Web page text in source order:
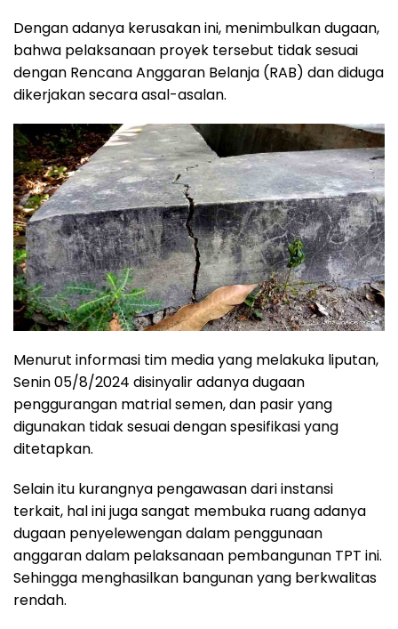
Dengan adanya kerusakan ini, menimbulkan dugaan,
bahwa pelaksanaan proyek tersebut tidak sesuai
dengan Rencana Anggaran Belanja (RAB) dan diduga
dikerjakan secara asal-asalan.
Menurut informasi tim media yang melakuka liputan,
Senin 05/8/2024 disinyalir adanya dugaan
penggurangan matrial semen, dan pasir yang
digunakan tidak sesuai dengan spesifikasi yang
ditetapkan.
Selain itu kurangnya pengawasan dari instansi
terkait, hal ini juga sangat membuka ruang adanya
dugaan penyelewengan dalam penggunaan
anggaran dalam pelaksanaan pembangunan TPT ini.
Sehingga menghasilkan bangunan yang berkwalitas
rendah.